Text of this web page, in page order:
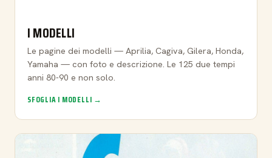
I MODELLI
Le pagine dei modelli — Aprilia, Cagiva, Gilera, Honda,
Yamaha — con foto e descrizione. Le 125 due tempi
anni 80-90 e non solo.
SFOGLIA I MODELLI →